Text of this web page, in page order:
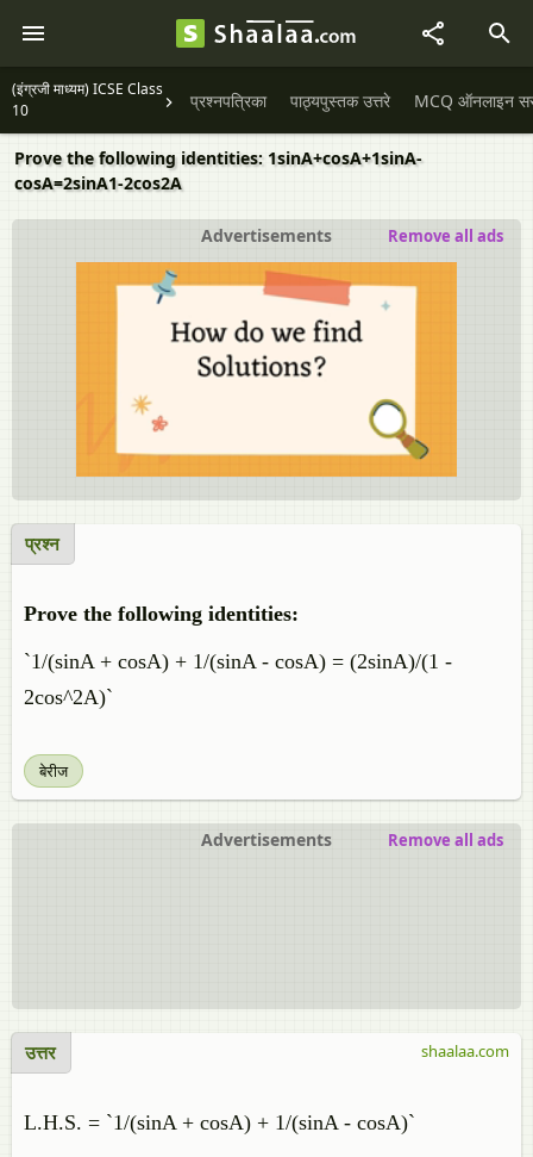
(इंग्रजी माध्यम) ICSE Class
10
प्रश्नपत्रिका पाठ्यपुस्तक उत्तरे MCQ ऑनलाइन
Prove the following identities: 1sinA+cosA+1sinA-
cosA=2sinA1-2cos2A
Advertisements Remove all ads
प्रश्न
Prove the following identities:
`1/(sinA + cosA) + 1/(sinA - cosA) = (2sinA)/(1 -
2cos^2A)`
बेरीज
Advertisements Remove all ads
उत्तर
L.H.S. = `1/(sinA + cosA) + 1/(sinA - cosA)`
shaalaa.com